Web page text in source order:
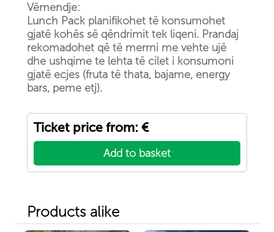
Vëmendje:
Lunch Pack planifikohet të konsumohet
gjatë kohës së qëndrimit tek liqeni. Prandaj
rekomadohet që të merrni me vehte ujë
dhe ushqime te lehta të cilet i konsumoni
gjatë ecjes (fruta të thata, bajame, energy
bars, peme etj).
Ticket price from: €
Add to basket
Products alike